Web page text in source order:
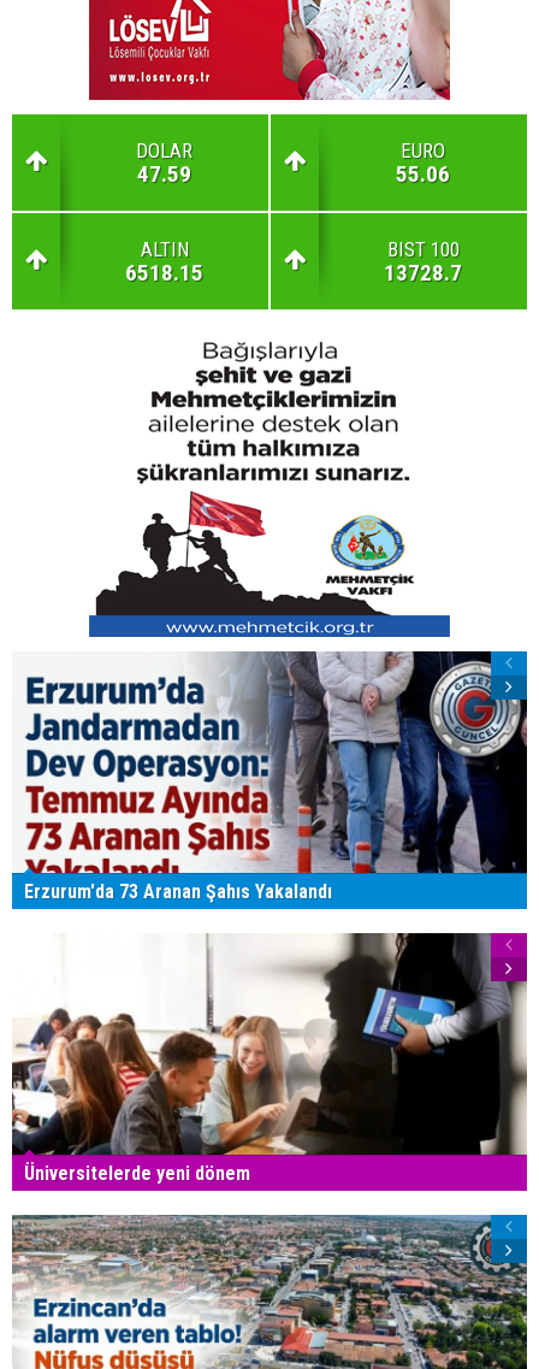
DOLAR
47.59
EURO
55.06
ALTIN
6518.15
BIST 100
13728.7
Erzurum'da 73 Aranan Şahıs Yakalandı
Üniversitelerde yeni dönem